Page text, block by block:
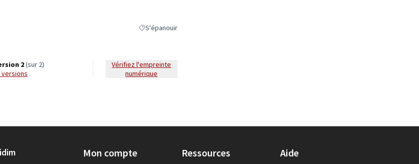
Filtrer les résultats de la catégorie : S'épanouir
S'épanouir
2(sur 2)
versions
Vérifiez l'empreinte
numérique
Mon compte Ressources Aide